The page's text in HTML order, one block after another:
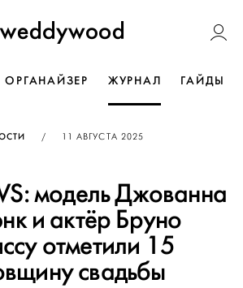
Weddywood
ОРГАНАЙЗЕР ЖУРНАЛ ГАЙДЫ
/ ОПУБЛИКОВАНО
11 АВГУСТА 2025
модель Джованна
и актёр Бруно
отметили 15
свадьбы